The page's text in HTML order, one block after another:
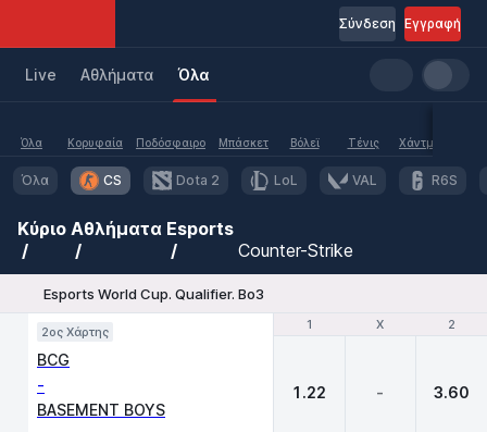
Εγγραφή
Σύνδεση
Live Aθλήματα Όλα
Όλα Κορυφαία Ποδόσφαιρο Μπάσκετ Βόλεϊ Τένις Χάντμπολ
Όλα CS Dota 2 LoL VAL R6S
Κύριο Αθλήματα Esports
Counter-Strike
Esports World Cup. Qualifier. Bo3
1 X 2
2ος Χάρτης
BCG
-
BASEMENT BOYS
1 X 2
1.22 - 3.60